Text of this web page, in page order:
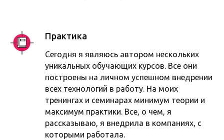
Практика
Сегодня я являюсь автором нескольких
уникальных обучающих курсов. Все они
построены на личном успешном внедрении
всех технологий в работу. На моих
тренингах и семинарах минимум теории и
максимум практики. Все, о чем, я
рассказываю, я внедрила в компаниях, с
которыми работала.